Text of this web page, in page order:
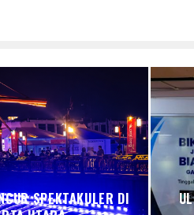
SPEKTAKULER DI